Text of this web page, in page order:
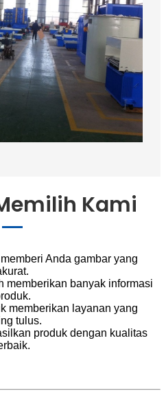
Kami
Anda gambar yang
memberikan banyak informasi
memberikan layanan yang
tulus.
produk dengan kualitas